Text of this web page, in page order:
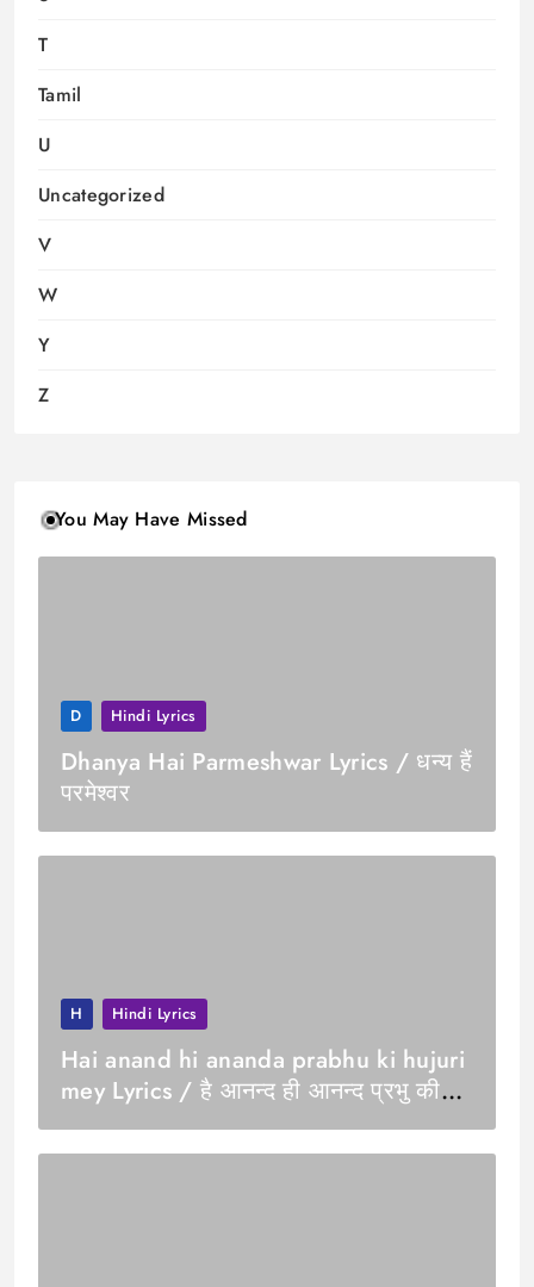
T
Tamil
U
Uncategorized
V
W
Y
Z
You May Have Missed
D Hindi Lyrics
Dhanya Hai Parmeshwar Lyrics / धन्य हैं
परमेश्वर
H Hindi Lyrics
Hai anand hi ananda prabhu ki hujuri
mey Lyrics / है आनन्द ही आनन्द प्रभु की
हुजूरी में